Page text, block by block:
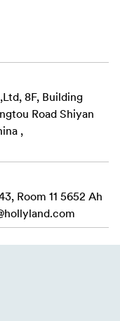
8F, Building
Road Shiyan
,
Room 11 5652 Ah